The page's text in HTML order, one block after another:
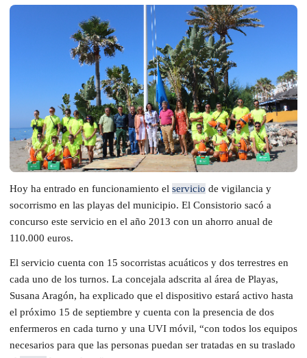
Hoy ha entrado en funcionamiento el servicio de vigilancia y
socorrismo en las playas del municipio. El Consistorio sacó a
concurso este servicio en el año 2013 con un ahorro anual de
110.000 euros.
El servicio cuenta con 15 socorristas acuáticos y dos terrestres en
cada uno de los turnos. La concejala adscrita al área de Playas,
Susana Aragón, ha explicado que el dispositivo estará activo hasta
el próximo 15 de septiembre y cuenta con la presencia de dos
enfermeros en cada turno y una UVI móvil, “con todos los equipos
necesarios para que las personas puedan ser tratadas en su traslado